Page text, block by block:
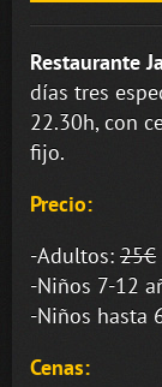
Restaurante
días tres
22.30h, con
fijo.
Precio:
-Adultos: 25€
-Niños 7-12
-Niños hasta
Cenas: